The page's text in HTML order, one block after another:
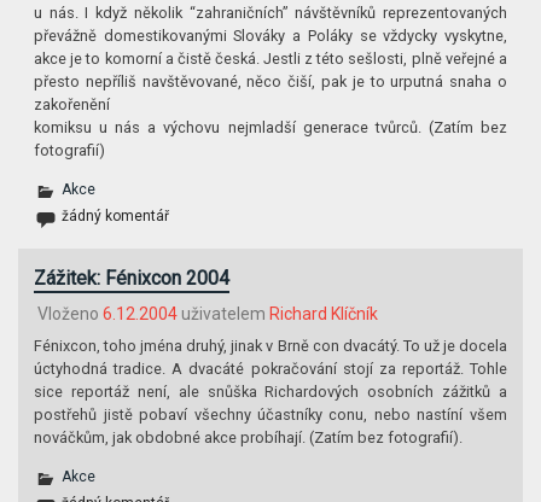
u nás. I když několik “zahraničních” návštěvníků reprezentovaných
převážně domestikovanými Slováky a Poláky se vždycky vyskytne,
akce je to komorní a čistě česká. Jestli z této sešlosti, plně veřejné a
přesto nepříliš navštěvované, něco čiší, pak je to urputná snaha o
zakořenění
komiksu u nás a výchovu nejmladší generace tvůrců. (Zatím bez
fotografií)
Akce
žádný komentář
Zážitek: Fénixcon 2004
Vloženo 6.12.2004uživatelem Richard Klíčník
Fénixcon, toho jména druhý, jinak v Brně con dvacátý. To už je docela
úctyhodná tradice. A dvacáté pokračování stojí za reportáž. Tohle
sice reportáž není, ale snůška Richardových osobních zážitků a
postřehů jistě pobaví všechny účastníky conu, nebo nastíní všem
nováčkům, jak obdobné akce probíhají. (Zatím bez fotografií).
Akce